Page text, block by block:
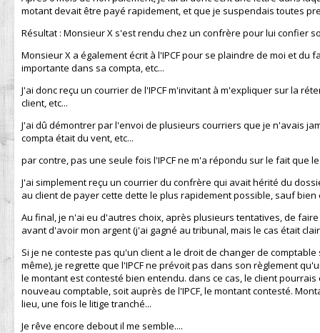
motant devait être payé rapidement, et que je suspendais toutes
Résultat : Monsieur X s'est rendu chez un confrère pour lui confier
Monsieur X a également écrit à l'IPCF pour se plaindre de moi et
importante dans sa compta, etc...
J'ai donc reçu un courrier de l'IPCF m'invitant à m'expliquer sur la
client, etc...
J'ai dû démontrer par l'envoi de plusieurs courriers que je n'avais
compta était du vent, etc...
par contre, pas une seule fois l'IPCF ne m'a répondu sur le fait que
J'ai simplement reçu un courrier du confrère qui avait hérité du
au client de payer cette dette le plus rapidement possible, sauf
Au final, je n'ai eu d'autres choix, après plusieurs tentatives, de
avant d'avoir mon argent (j'ai gagné au tribunal, mais le cas était
Si je ne conteste pas qu'un client a le droit de changer de
même), je regrette que l'IPCF ne prévoit pas dans son règlement
le montant est contesté bien entendu. dans ce cas, le client
nouveau comptable, soit auprès de l'IPCF, le montant contesté.
lieu, une fois le litige tranché...
Je rêve encore debout il me semble....